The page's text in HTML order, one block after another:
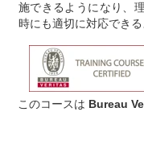
施できるようになり、
時にも適切に対応できる
このコースは Bureau